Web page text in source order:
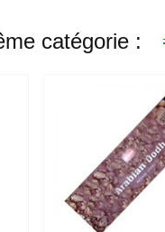
catégorie :